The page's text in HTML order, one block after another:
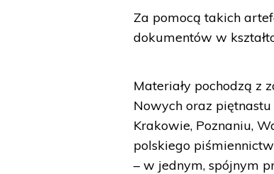
Za pomocą takich
dokumentów w
Materiały pochodzą z
Nowych oraz
Krakowie, Poznaniu,
polskiego
– w jednym, spójnym